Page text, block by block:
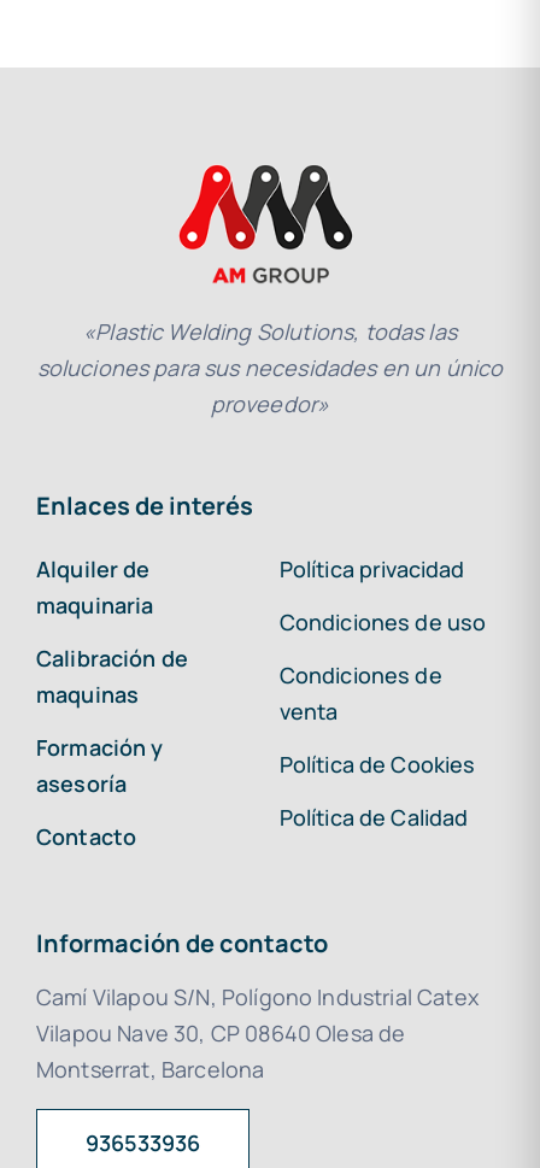
«Plastic Welding Solutions, todas las
soluciones para sus necesidades en un único
proveedor»
Enlaces de interés
Alquiler de
maquinaria
Calibración de
maquinas
Formación y
asesoría
Contacto
Política privacidad
Condiciones de uso
Condiciones de
venta
Política de Cookies
Política de Calidad
Información de contacto
Camí Vilapou S/N, Polígono Industrial Catex
Vilapou Nave 30, CP 08640 Olesa de
Montserrat, Barcelona
936533936